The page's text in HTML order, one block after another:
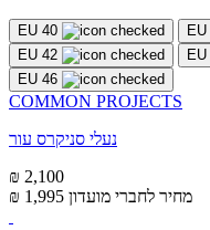
EU 40
EU 42
EU 46
COMMON PROJECTS
נעלי סניקרס עור
₪ 2,100
₪ 1,995 מחיר לחברי מועדון